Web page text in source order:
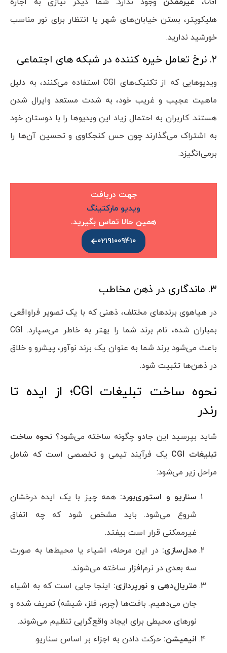
هلیکوپتر، بستن خیابان‌های شهر یا انتظار برای نور مناسب
خورشید ندارید.
۲. نرخ تعامل خیره کننده در شبکه های اجتماعی
ویدیوهایی که از تکنیک‌های CGI استفاده می‌کنند، به دلیل
ماهیت عجیب و غریب خود، به شدت مستعد وایرال شدن
هستند. کاربران به احتمال زیاد این ویدیوها را با دوستان خود
به اشتراک می‌گذارند چون حس کنجکاوی و تحسین آن‌ها را
برمی‌انگیزد.
جهت دریافت
ویدیو مارکتینگ
همین حالا تماس بگیرید.
02191009410
۳. ماندگاری در ذهن مخاطب
در هیاهوی برندهای مختلف، ذهنی که با یک تصویر فراواقعی
بمباران شده، نام برند شما را بهتر به خاطر می‌سپارد. CGI
باعث می‌شود برند شما به عنوان یک برند نوآور، پیشرو و خلاق
در ذهن‌ها تثبیت شود.
نحوه ساخت تبلیغات CGI؛ از ایده تا
رندر
شاید بپرسید این جادو چگونه ساخته می‌شود؟نحوه ساخت
تبلیغات CGI یک فرآیند تیمی و تخصصی است که شامل
مراحل زیر می‌شود:
سناریو و استوری‌بورد: همه چیز با یک ایده درخشان
شروع می‌شود. باید مشخص شود که چه اتفاق
غیرممکنی قرار است بیفتد.
مدل‌سازی: در این مرحله، اشیاء یا محیط‌ها به صورت
سه بعدی در نرم‌افزار ساخته می‌شوند.
متریال‌دهی و نورپردازی: اینجا جایی است که به اشیاء
جان می‌دهیم. بافت‌ها (چرم، فلز، شیشه) تعریف شده و
نورهای محیطی برای ایجاد واقع‌گرایی تنظیم می‌شوند.
انیمیشن: حرکت دادن به اجزاء بر اساس سناریو.